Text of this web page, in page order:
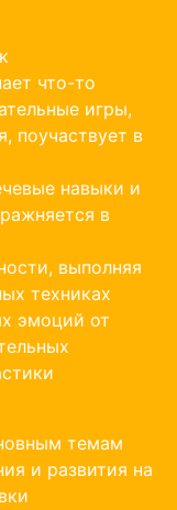
что-то
игры,
поучаствует в
навыки и
в
выполняя
техниках
эмоций от
темам
и развития на